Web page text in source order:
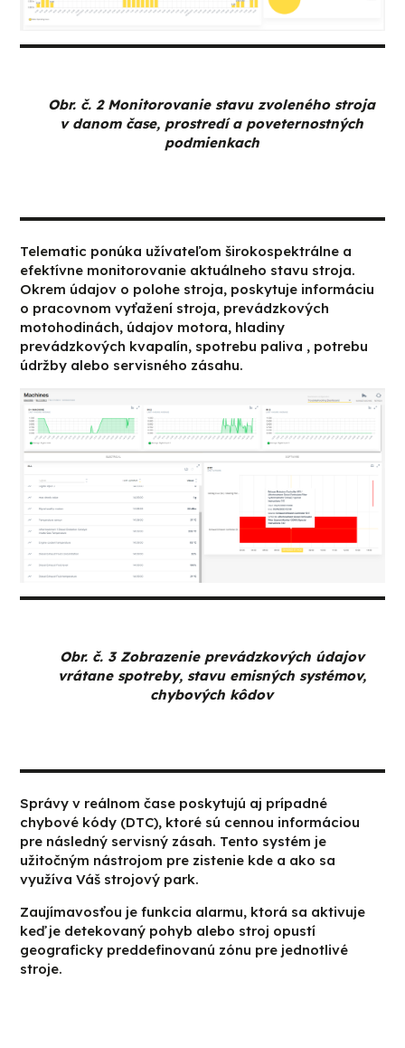
Obr. č. 2 Monitorovanie stavu zvoleného stroja
v danom čase, prostredí a poveternostných
podmienkach
Telematic ponúka užívateľom širokospektrálne a
efektívne monitorovanie aktuálneho stavu stroja.
Okrem údajov o polohe stroja, poskytuje informáciu
o pracovnom vyťažení stroja, prevádzkových
motohodinách, údajov motora, hladiny
prevádzkových kvapalín, spotrebu paliva , potrebu
údržby alebo servisného zásahu.
Obr. č. 3 Zobrazenie prevádzkových údajov
vrátane spotreby, stavu emisných systémov,
chybových kôdov
Správy v reálnom čase poskytujú aj prípadné
chybové kódy (DTC), ktoré sú cennou informáciou
pre následný servisný zásah. Tento systém je
užitočným nástrojom pre zistenie kde a ako sa
využíva Váš strojový park.
Zaujímavosťou je funkcia alarmu, ktorá sa aktivuje
keď je detekovaný pohyb alebo stroj opustí
geograficky preddefinovanú zónu pre jednotlivé
stroje.